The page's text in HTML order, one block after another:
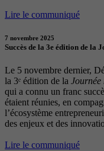
Lire le communiqué
7 novembre 2025
Succès de la 3e édition de la
Le 5 novembre dernier,
la 3ᵉ édition de la Journée
qui a connu un franc
étaient réunies, en
l’écosystème
des enjeux et des
Lire le communiqué